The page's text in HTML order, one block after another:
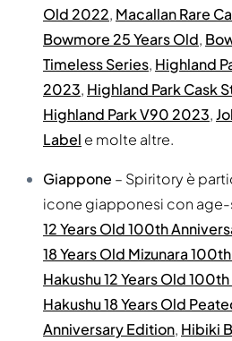
Old 2022, Macallan Rare
Bowmore 25 Years Old,
Timeless Series, Highland
2023, Highland Park Cask
Highland Park V90 2023,
Label e molte altre.
Giappone – Spiritory è
icone giapponesi con
12 Years Old 100th
18 Years Old Mizunara
Hakushu 12 Years Old
Hakushu 18 Years Old
Anniversary Edition, Hibiki